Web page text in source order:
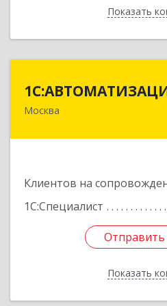
ПоказатьНазад
Москва
Клиентов на
1С:Специалист
Отправить
Показать
111024, Москва г,
Отправить
Назад